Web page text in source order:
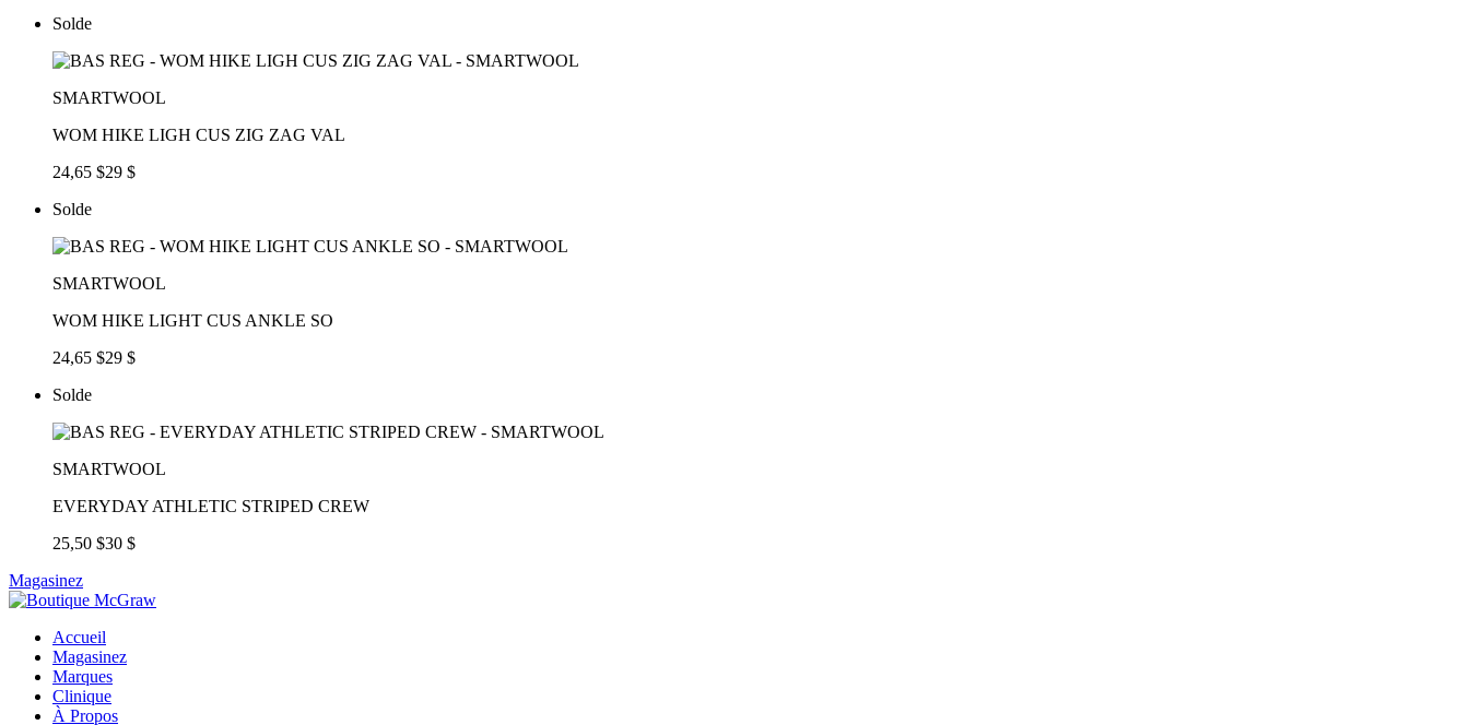
Solde
SMARTWOOL
WOM HIKE LIGH CUS ZIG ZAG VAL
24,65 $29 $
Solde
SMARTWOOL
WOM HIKE LIGHT CUS ANKLE SO
24,65 $29 $
Solde
SMARTWOOL
EVERYDAY ATHLETIC STRIPED CREW
25,50 $30 $
Magasinez
Accueil
Magasinez
Marques
Clinique
À Propos